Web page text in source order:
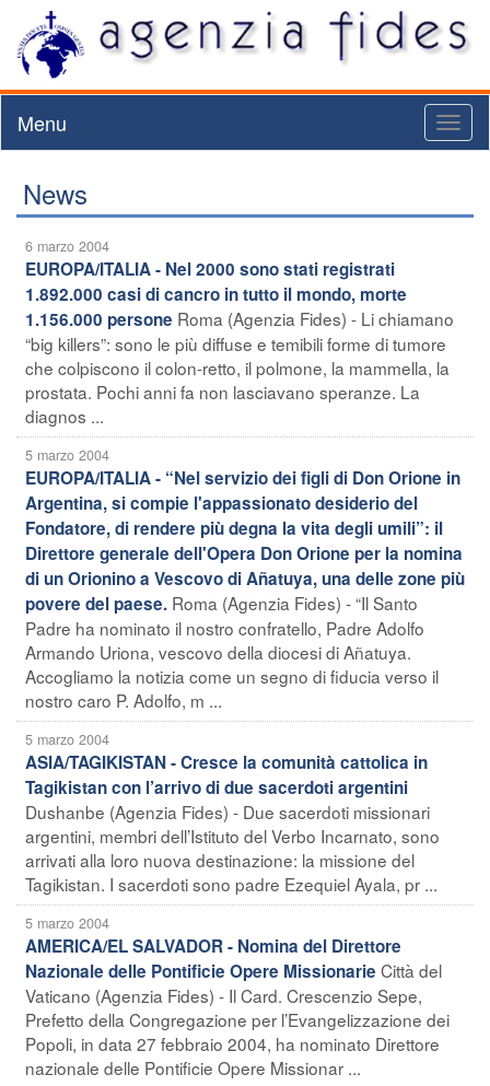
Menu
News
6 marzo 2004
EUROPA/ITALIA - Nel 2000 sono stati registrati
1.892.000 casi di cancro in tutto il mondo, morte
1.156.000 persone Roma (Agenzia Fides) - Li chiamano
“big killers”: sono le più diffuse e temibili forme di tumore
che colpiscono il colon-retto, il polmone, la mammella, la
prostata. Pochi anni fa non lasciavano speranze. La
diagnos ...
5 marzo 2004
EUROPA/ITALIA - “Nel servizio dei figli di Don Orione in
Argentina, si compie l'appassionato desiderio del
Fondatore, di rendere più degna la vita degli umili”: il
Direttore generale dell'Opera Don Orione per la nomina
di un Orionino a Vescovo di Añatuya, una delle zone più
povere del paese. Roma (Agenzia Fides) - “Il Santo
Padre ha nominato il nostro confratello, Padre Adolfo
Armando Uriona, vescovo della diocesi di Añatuya.
Accogliamo la notizia come un segno di fiducia verso il
nostro caro P. Adolfo, m ...
5 marzo 2004
ASIA/TAGIKISTAN - Cresce la comunità cattolica in
Tagikistan con l’arrivo di due sacerdoti argentini
Dushanbe (Agenzia Fides) - Due sacerdoti missionari
argentini, membri dell’Istituto del Verbo Incarnato, sono
arrivati alla loro nuova destinazione: la missione del
Tagikistan. I sacerdoti sono padre Ezequiel Ayala, pr ...
5 marzo 2004
AMERICA/EL SALVADOR - Nomina del Direttore
Nazionale delle Pontificie Opere Missionarie Città del
Vaticano (Agenzia Fides) - Il Card. Crescenzio Sepe,
Prefetto della Congregazione per l’Evangelizzazione dei
Popoli, in data 27 febbraio 2004, ha nominato Direttore
nazionale delle Pontificie Opere Missionar ...